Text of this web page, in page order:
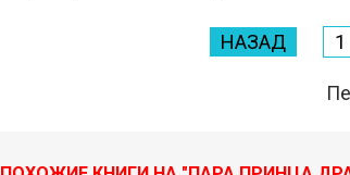
НАЗАД 1